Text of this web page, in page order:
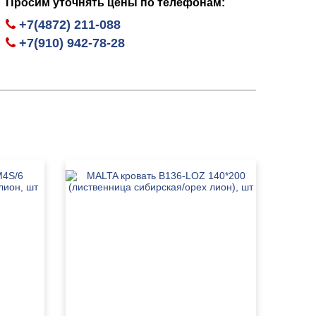
Просим уточнять цены по телефонам:
+7(4872) 211-088
+7(910) 942-78-28